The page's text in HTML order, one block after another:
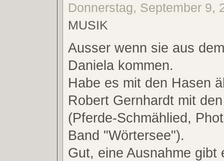
Donnerstag, September 9,
MUSIK
Ausser wenn sie aus
Daniela kommen.
Habe es mit den Hasen
Robert Gernhardt mit
(Pferde-Schmählied,
Band "Wörtersee").
Gut, eine Ausnahme gibt